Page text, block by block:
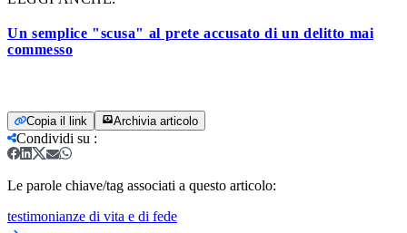
Un semplice "scusa" al prete accusato di un delitto mai
commesso
Copia il link Archivia articolo
Condividi su :
Le parole chiave/tag associati a questo articolo:
testimonianze di vita e di fede